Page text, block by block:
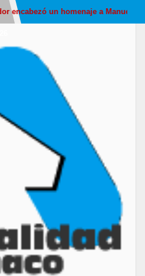
un homenaje a Manuel